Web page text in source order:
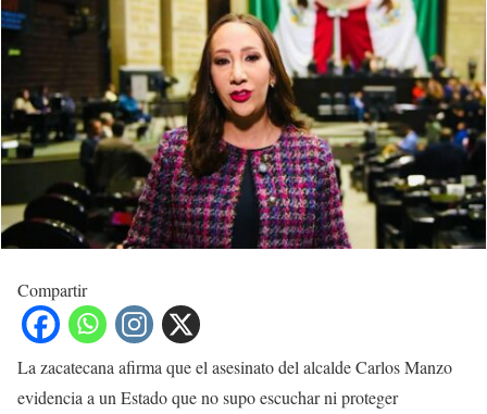
Compartir
La zacatecana afirma que el asesinato del alcalde Carlos Manzo
evidencia a un Estado que no supo escuchar ni proteger